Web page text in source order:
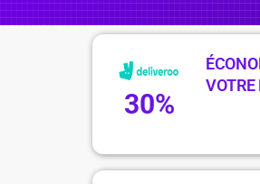
30%
VOTRE